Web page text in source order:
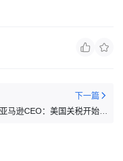
下一篇
亚马逊CEO：美国关税开始推